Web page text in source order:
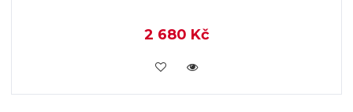
2 680 Kč
KOUPIT